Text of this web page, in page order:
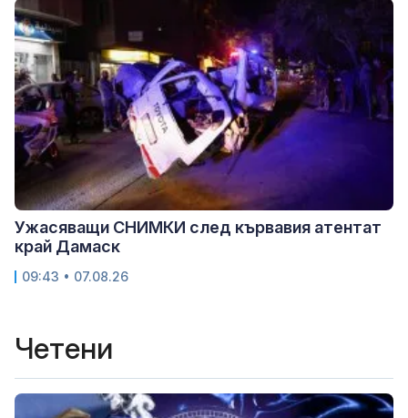
Ужасяващи СНИМКИ след кървавия атентат
край Дамаск
09:43 • 07.08.26
Четени